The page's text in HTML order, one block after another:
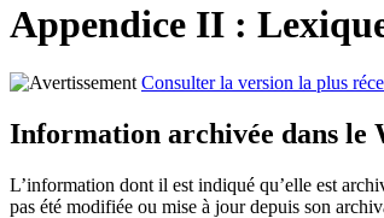
Appendice II :
Consulter la version la plus
Information archivée dans le
L’information dont il est indiqué qu’elle est
pas été modifiée ou mise à jour depuis son